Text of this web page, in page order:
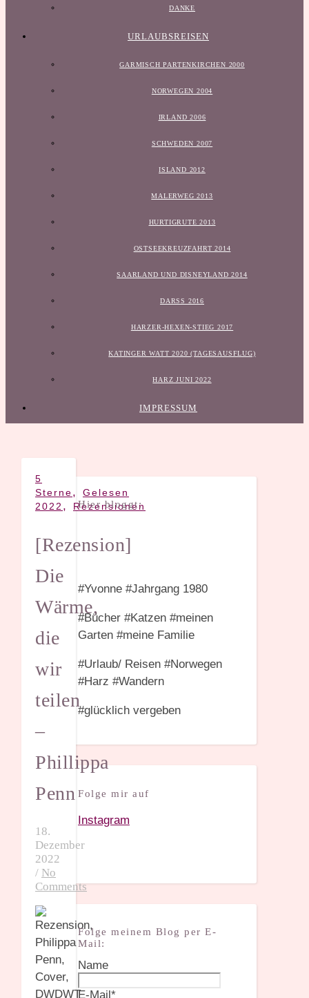
DANKE
URLAUBSREISEN
GARMISCH PARTENKIRCHEN 2000
NORWEGEN 2004
IRLAND 2006
SCHWEDEN 2007
ISLAND 2012
MALERWEG 2013
HURTIGRUTE 2013
OSTSEEKREUZFAHRT 2014
SAARLAND UND DISNEYLAND 2014
DARSS 2016
HARZER-HEXEN-STIEG 2017
KATINGER WATT 2020 (TAGESAUSFLUG)
HARZ JUNI 2022
IMPRESSUM
5
Sterne, Gelesen
2022 , Rezensionen
[Rezension]
Die
Wärme,
die
wir
teilen
–
Phillippa
Penn
18.
Dezember
2022
/ No
Comments
Hier bloggt:
#Yvonne #Jahrgang 1980
#Bücher #Katzen #meinen
Garten #meine Familie
#Urlaub/ Reisen #Norwegen
#Harz #Wandern
#glücklich vergeben
Folge mir auf
Instagram
Folge meinem Blog per E-
Mail:
Name
E-Mail*